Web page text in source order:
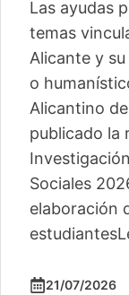
Las ayudas
temas
Alicante y
o
Alicantino
publicado la
Sociales
elaboración
estudiantes
21/07/2026